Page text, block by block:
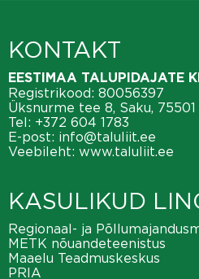
KONTAKT
EESTIMAA TALUPIDAJATE
Registrikood: 80056397
Üksnurme tee 8, Saku,
Tel: +372 604 1783
E-post: info@taluliit.ee
Veebileht: www.taluliit.ee
KASULIKUD
Regionaal- ja
METK nõuandeteenistus
Maaelu Teadmuskeskus
PRIA